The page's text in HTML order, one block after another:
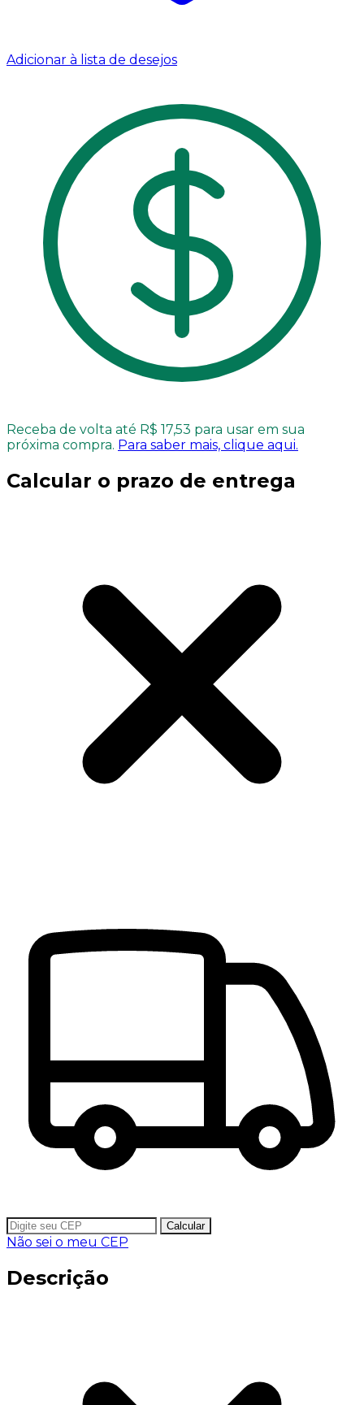
Adicionar à lista de desejos
Receba de volta até R$ 17,53 para usar em sua
próxima compra. Para saber mais, clique aqui.
Calcular o prazo de entrega
Calcular
Não sei o meu CEP
Descrição